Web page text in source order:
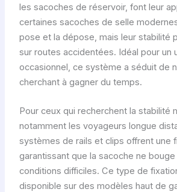
les sacoches de réservoir, font leur
certaines sacoches de selle
pose et la dépose, mais leur stabilité
sur routes accidentées. Idéal pour un
occasionnel, ce système a séduit de
cherchant à gagner du temps.
Pour ceux qui recherchent la stabilité
notamment les voyageurs longue
systèmes de rails et clips offrent une
garantissant que la sacoche ne
conditions difficiles. Ce type de
disponible sur des modèles haut de